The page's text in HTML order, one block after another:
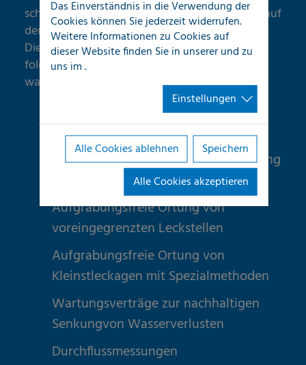
schnell, kompetent und individuell, mit einem auf
den Kunden zugeschnittenen
Dienstleistungsangebot. Im Detail bieten wir
folgende Unterstützung bei Schäden an
wasserführenden Rohrleitungen:
Feststellung und Qualifizierung von
Wasserverlusten
Rohrnetzüberprüfung und Eingrenzung
der Leckstellen
Aufgrabungsfreie Ortung von
voreingegrenzten Leckstellen
Aufgrabungsfreie Ortung von
Kleinstleckagen mit Spezialmethoden
Wartungsverträge zur nachhaltigen
Senkungvon Wasserverlusten
Durchflussmessungen
Das Einverständnis in die Verwendung der
Cookies können Sie jederzeit widerrufen.
Weitere Informationen zu Cookies auf
dieser Website finden Sie in unsererund zu
uns im.
Einstellungen
Alle Cookies ablehnen
Speichern
Alle Cookies akzeptieren